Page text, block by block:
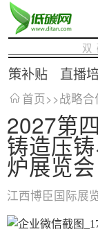
策补贴 直播
首页>>战略合
2027第
铸造压
炉展览会
江西博臣国际展